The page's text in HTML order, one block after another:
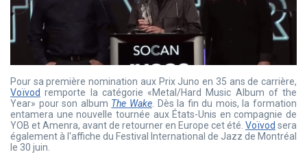
Pour sa première nomination aux Prix Juno en 35 ans de carrière,
Voïvod remporte la catégorie «Metal/Hard Music Album of the
Year» pour son album The Wake. Dès la fin du mois, la formation
entamera une nouvelle tournée aux États-Unis en compagnie de
YOB et Amenra, avant de retourner en Europe cet été. Voïvod sera
également à l'affiche du Festival International de Jazz de Montréal
le 30 juin.